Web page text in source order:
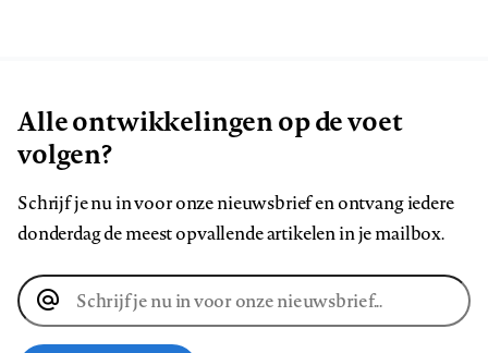
Alle ontwikkelingen op de voet
volgen?
Schrijf je nu in voor onze nieuwsbrief en ontvang iedere
donderdag de meest opvallende artikelen in je mailbox.
E-
mailadres